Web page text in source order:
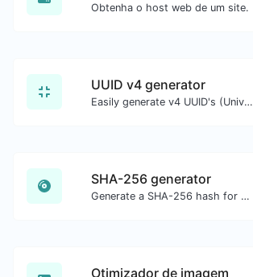
Obtenha o host web de um site.
UUID v4 generator
Easily generate v4 UUID's (Universally unique identifier) with the help of our tool.
SHA-256 generator
Generate a SHA-256 hash for any string input.
Otimizador de imagem